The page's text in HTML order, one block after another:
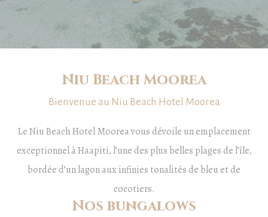
Niu Beach Moorea
Bienvenue au Niu Beach Hotel Moorea
Le Niu Beach Hotel Moorea vous dévoile un emplacement
exceptionnel à Haapiti, l’une des plus belles plages de l’île,
bordée d’un lagon aux infinies tonalités de bleu et de
cocotiers.
Nos bungalows